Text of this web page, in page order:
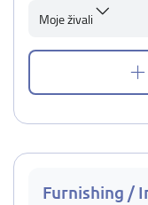
Moje živali
Furnishing /